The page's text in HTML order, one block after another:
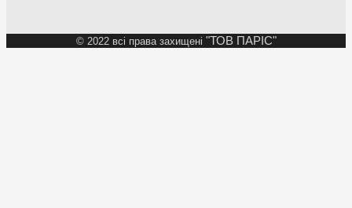
© 2022 всі права захищені "ТОВ ПАРІС"